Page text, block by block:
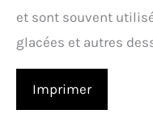
et sont souvent
glacées et autres
Imprimer